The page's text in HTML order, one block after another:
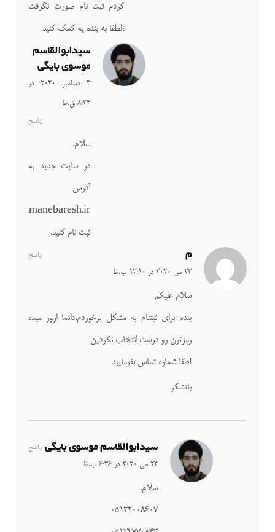
کردم ثبت نام صورت نگرفت
،لطفا به بنده یه کمک کنید
سیدابوالقاسم
موسوی بایگی
3 دسامبر 2020 در
8:34 ق.ظ
پاسخ
سلام.
در سایت جدید به
آدرس
samanebaresh.ir
ثبت نام کنید.
م
23 می 2020 در 12:10 ب.ظ
پاسخ
سلام علیکم
بنده برای ثبتنام به مشکل برخوردم.دائما ارور میده
رمزتون رو درست انتخاب نکردین
لطفا شماره تماس بفرمایید
باتشکر
سیدابوالقاسم موسوی بایگی
24 می 2020 در 6:36 ب.ظ
پاسخ
سلام.
۰۵۱۳۲۰۰۸۶۰۷